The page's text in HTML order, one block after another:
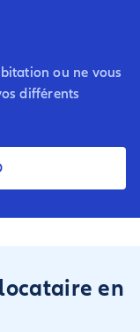
ou ne vous
différents
en